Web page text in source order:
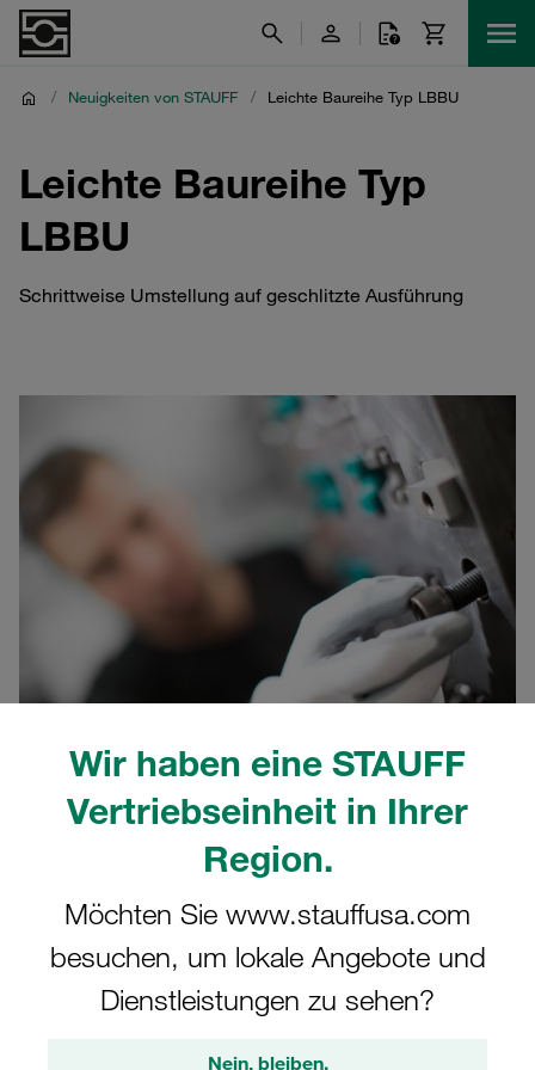
Wir haben eine STAUFF
Vertriebseinheit in Ihrer
Region.
Möchten Sie www.stauffusa.com
besuchen, um lokale Angebote und
Dienstleistungen zu sehen?
Nein, bleiben.
/ Neuigkeiten von STAUFF / Leichte Baureihe Typ LBBU
Leichte Baureihe Typ
LBBU
Schrittweise Umstellung auf geschlitzte Ausführung
20.05.2021 Produktnachrichten
Schellenkörper der Leichten Baureihe LBBU
bislang mit einem Filmscharnier gefertigt wurden, werden
schrittweise auf die Ausführung mit geschlitzter
Leitungsaufnahme umgestellt. Direkt betroffen sind
sämtliche Schellenkörper der einfachen und doppelten